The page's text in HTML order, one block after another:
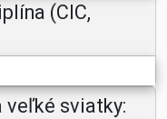
(CIC,
veľké sviatky: